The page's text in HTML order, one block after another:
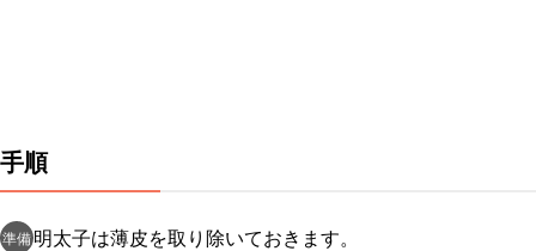
手順
準備 明太子は薄皮を取り除いておきます。